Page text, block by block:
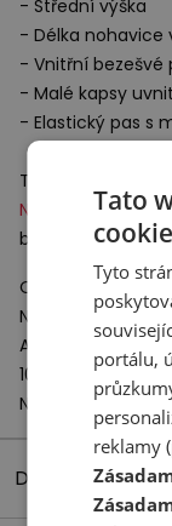
- Střední výška
- Délka nohavice
- Vnitřní bezešvé
- Malé kapsy
- Elastický pas s
Technologie:
NB
– pomáhá
během
Odpovědný
New Balance
A-Factorij,
1059 CH
Netherlands
Detaily produktu
Tato
Tyto
portálu,
reklamy